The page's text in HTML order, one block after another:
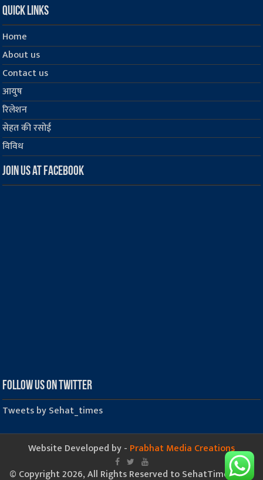
Quick Links
Home
About us
Contact us
आयुष
रिलेशन
सेहत की रसोई
विविध
Join us at Facebook
Follow us on Twitter
Tweets by Sehat_times
Website Developed by - Prabhat Media Creations
© Copyright 2026, All Rights Reserved to SehatTimes.Com